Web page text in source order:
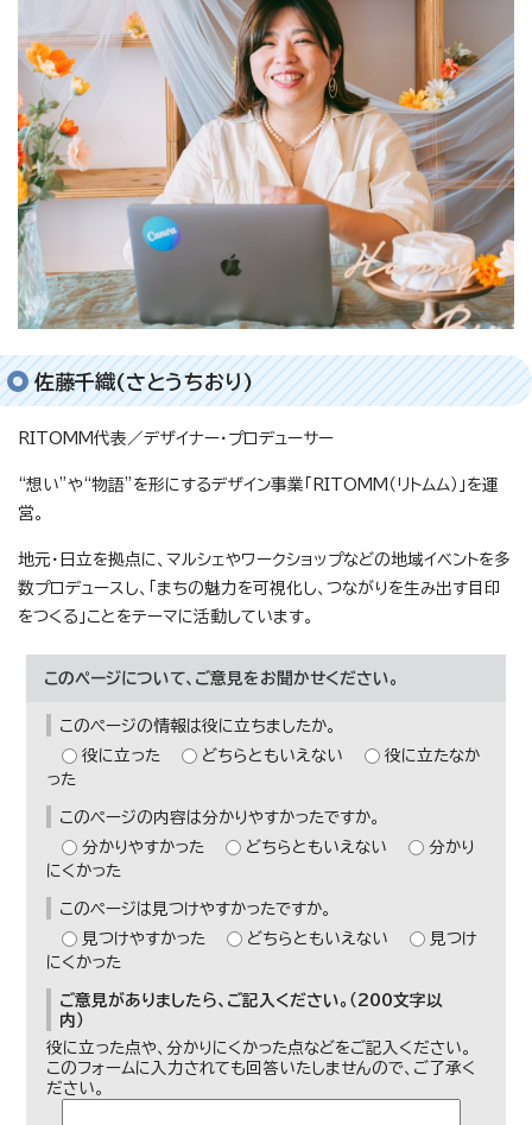
佐藤千織(さとうちおり)
RITOMM代表／デザイナー・プロデューサー
“想い”や“物語”を形にするデザイン事業「RITOMM（リトムム）」を運
営。
地元・日立を拠点に、マルシェやワークショップなどの地域イベントを多
数プロデュースし、「まちの魅力を可視化し、つながりを生み出す目印
をつくる」ことをテーマに活動しています。
このページについて、ご意見をお聞かせください。
このページの情報は役に立ちましたか。
役に立った
どちらともいえない
役に立たなか
った
このページの内容は分かりやすかったですか。
分かりやすかった
どちらともいえない
分かり
にくかった
このページは見つけやすかったですか。
見つけやすかった
どちらともいえない
見つけ
にくかった
ご意見がありましたら、ご記入ください。（200文字以
内）
役に立った点や、分かりにくかった点などをご記入ください。
このフォームに入力されても回答いたしませんので、ご了承く
ださい。